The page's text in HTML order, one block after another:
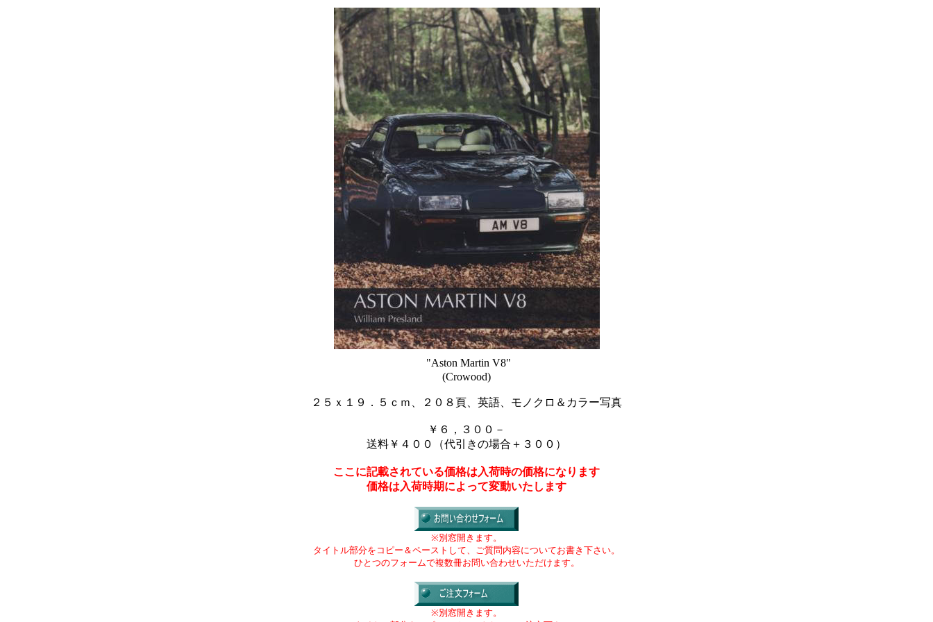
"Aston Martin V8"
(Crowood)
２５ｘ１９．５ｃｍ、２０８頁、英語、モノクロ＆カラー写真
￥６，３００－
送料￥４００（代引きの場合＋３００）
ここに記載されている価格は入荷時の価格になります
価格は入荷時期によって変動いたします
※別窓開きます。
タイトル部分をコピー＆ペーストして、ご質問内容についてお書き下さい。
ひとつのフォームで複数冊お問い合わせいただけます。
※別窓開きます。